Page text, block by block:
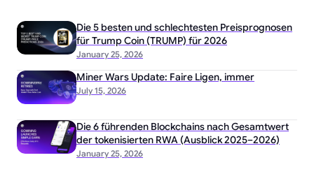
January 25, 2026
Die 5 besten und schlechtesten Preisprognosen
für Trump Coin (TRUMP) für 2026
July 15, 2026
Miner Wars Update: Faire Ligen, immer
January 25, 2026
Die 6 führenden Blockchains nach Gesamtwert
der tokenisierten RWA (Ausblick 2025–2026)